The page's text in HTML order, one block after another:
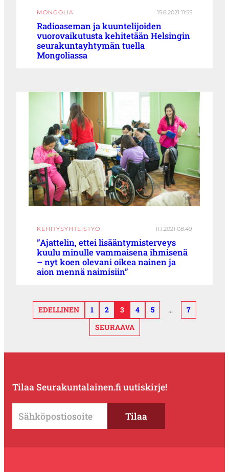
MONGOLIA 15.6.2021 11:55
Radioaseman ja kuuntelijoiden
vuorovaikutusta kehitetään Helsingin
seurakuntayhtymän tuella
Mongoliassa
KEHITYSYHTEISTYÖ 11.1.2021 08:49
”Ajattelin, ettei lisääntymisterveys
kuulu minulle vammaisena ihmisenä
– nyt koen olevani oikea nainen ja
aion mennä naimisiin”
EDELLINEN 1 2 3 4 5 …
7
SEURAAVA
Tilaa Seurakuntalainen.fi uutiskirje!